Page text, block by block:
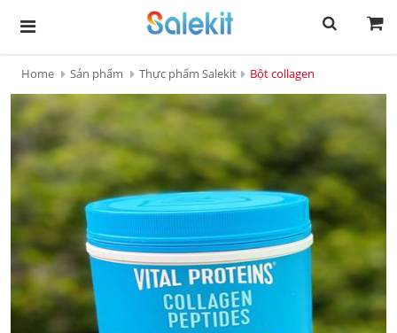
Home Sản phẩm Thực phẩm Salekit Bột collagen